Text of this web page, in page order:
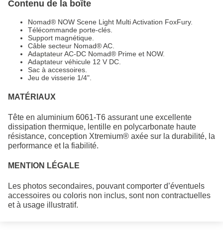
Contenu de la boîte
Nomad® NOW Scene Light Multi Activation FoxFury.
Télécommande porte-clés.
Support magnétique.
Câble secteur Nomad® AC.
Adaptateur AC-DC Nomad® Prime et NOW.
Adaptateur véhicule 12 V DC.
Sac à accessoires.
Jeu de visserie 1/4".
MATÉRIAUX
Tête en aluminium 6061-T6 assurant une excellente
dissipation thermique, lentille en polycarbonate haute
résistance, conception Xtremium® axée sur la durabilité, la
performance et la fiabilité.
MENTION LÉGALE
Les photos secondaires, pouvant comporter d’éventuels
accessoires ou coloris non inclus, sont non contractuelles
et à usage illustratif.